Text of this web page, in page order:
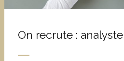
On recrute :